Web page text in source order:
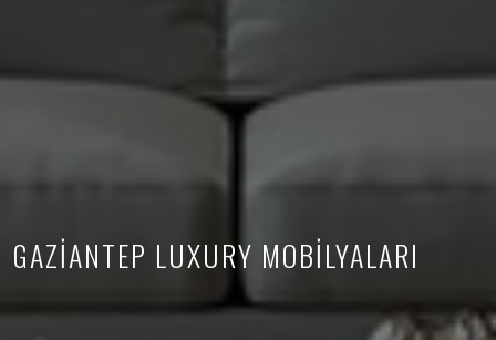
GAZİANTEP LUXURY MOBİLYALARI